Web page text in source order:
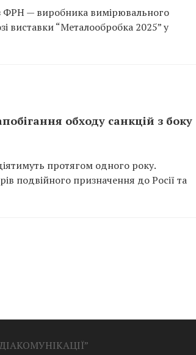
ФРН — виробника вимірювального
виставки “Металообробка 2025” у
обходу санкцій з боку
протягом одного року.
подвійного призначення до Росії та